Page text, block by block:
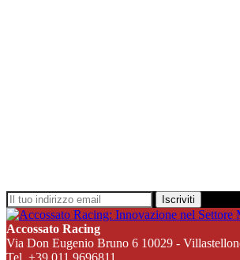
Iscriviti
Accossato Racing
Via Don Eugenio Bruno 6 10029 -
Tel. +39 011 9696811